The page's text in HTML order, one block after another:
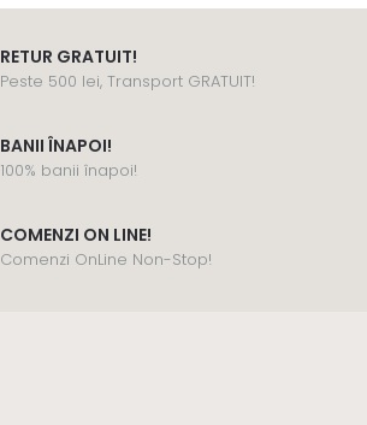
RETUR GRATUIT!
Peste 500 lei, Transport GRATUIT!
BANII ÎNAPOI!
100% banii înapoi!
COMENZI ON LINE!
Comenzi OnLine Non-Stop!